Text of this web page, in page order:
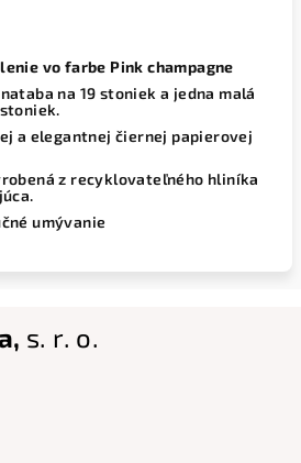
vo farbe Pink champagne
na 19 stoniek a jedna malá
a elegantnej čiernej papierovej
z recyklovateľného hliníka
umývanie
s. r. o.